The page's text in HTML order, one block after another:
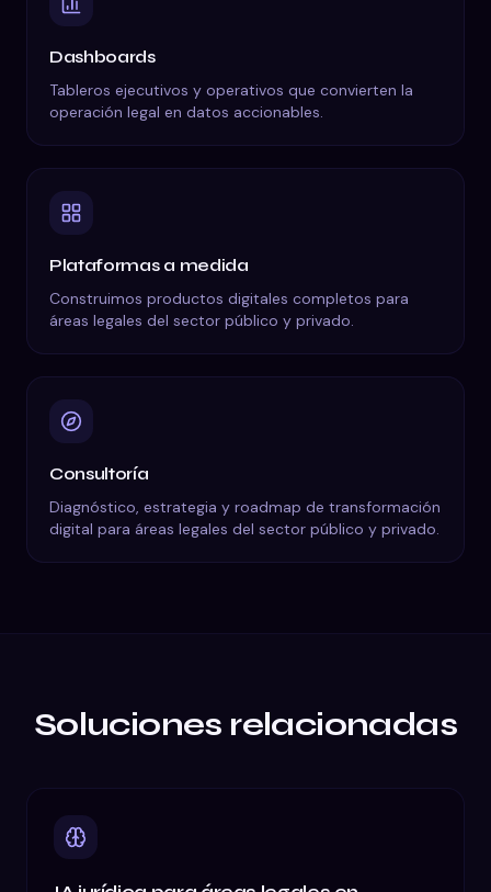
Dashboards
Tableros ejecutivos y operativos que convierten la
operación legal en datos accionables.
Plataformas a medida
Construimos productos digitales completos para
áreas legales del sector público y privado.
Consultoría
Diagnóstico, estrategia y roadmap de transformación
digital para áreas legales del sector público y privado.
Soluciones relacionadas